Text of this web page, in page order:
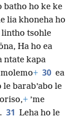
batho ho ke ke
lia khoneha ho
lintho tsohle
Ha ho ea
ntate kapa
+ 30 ea
barab’abo le
+ ’me
31 Leha ho le